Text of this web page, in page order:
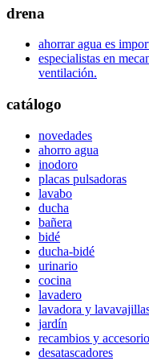
drena
ahorrar agua es
especialistas en
ventilación.
catálogo
novedades
ahorro agua
inodoro
placas pulsadoras
lavabo
ducha
bañera
bidé
ducha-bidé
urinario
cocina
lavadero
lavadora y
jardín
recambios y
desatascadores